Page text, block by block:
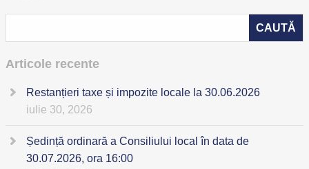
Articole recente
Restanțieri taxe și impozite locale la 30.06.2026
iulie 30, 2026
Ședință ordinară a Consiliului local în data de
30.07.2026, ora 16:00